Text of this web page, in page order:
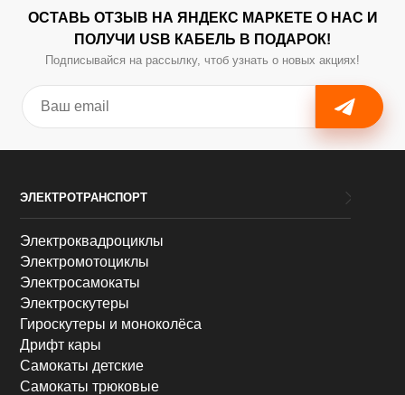
ОСТАВЬ ОТЗЫВ НА ЯНДЕКС МАРКЕТЕ О НАС И
ПОЛУЧИ USB КАБЕЛЬ В ПОДАРОК!
Подписывайся на рассылку, чтоб узнать о новых акциях!
ЭЛЕКТРОТРАНСПОРТ
Электроквадроциклы
Электромотоциклы
Электросамокаты
Электроскутеры
Гироскутеры и моноколёса
Дрифт кары
Самокаты детские
Самокаты трюковые